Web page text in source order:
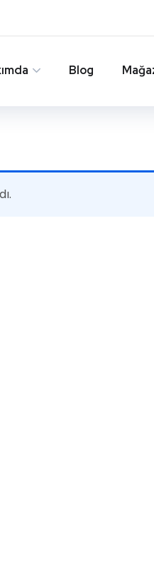
Blog